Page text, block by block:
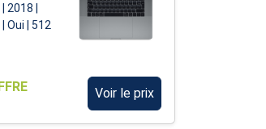
2018 |
Oui | 512
Voir le prix